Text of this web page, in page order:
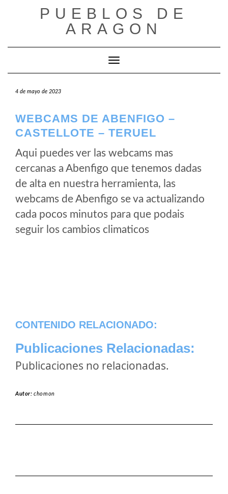
PUEBLOS DE
ARAGON
Cambiar modo de navegación
4 de mayo de 2023
WEBCAMS DE ABENFIGO –
CASTELLOTE – TERUEL
Aqui puedes ver las webcams mas
cercanas a Abenfigo que tenemos dadas
de alta en nuestra herramienta, las
webcams de Abenfigo se va actualizando
cada pocos minutos para que podais
seguir los cambios climaticos
CONTENIDO RELACIONADO:
Publicaciones Relacionadas:
Publicaciones no relacionadas.
Autor:chomon